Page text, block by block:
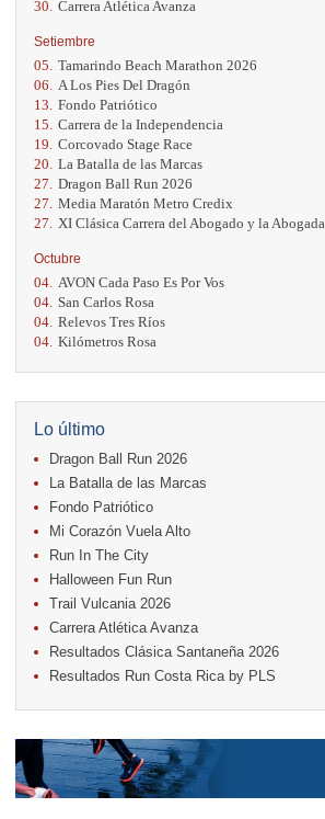
30. Carrera Atlética Avanza
Setiembre
05. Tamarindo Beach Marathon 2026
06.
A Los Pies Del Dragón
13. Fondo Patriótico
15. Carrera de la Independencia
19. Corcovado Stage Race
20. La Batalla de las Marcas
27. Dragon Ball Run 2026
27. Media Maratón Metro Credix
27.
XI Clásica Carrera del Abogado y la Abogada
Octubre
04. AVON Cada Paso Es Por Vos
04. San Carlos Rosa
04. Relevos Tres Ríos
04. Kilómetros Rosa
18. Casa Turire Trail Run
18.
Warriors Run Circuit
18. Samsung Jacó Beach Half Marathon 2026
25. KRun by Under Armour
25. Run Alajuela
31.
Halloween Fun Run
Noviembre
08. Lindora Run
15. Entre Pan y Rosas
Diciembre
06. Trail Vulcania 2026
12. Media Maratón Puntarenas 2026
Lo último
Dragon Ball Run 2026
La Batalla de las Marcas
Fondo Patriótico
Mi Corazón Vuela Alto
Run In The City
Halloween Fun Run
Trail Vulcania 2026
Carrera Atlética Avanza
Resultados Clásica Santaneña 2026
Resultados Run Costa Rica by PLS